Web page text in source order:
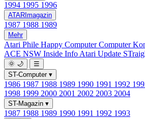
1994 1995 1996
ATARImagazin
1987 1988 1989
Mehr
Atari Phile Happy ComputerComputer
ACE NSW Inside Info Atari Update
🌞 🌙
☰
ST-Computer ▾
1986 1987 1988 1989 1990 1991 1992
1998 1999 2000 2001 2002 2003 2004
ST-Magazin ▾
1987 1988 1989 1990 1991 1992 1993